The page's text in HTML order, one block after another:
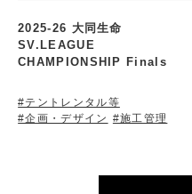
2025-26 大同生命
SV.LEAGUE
CHAMPIONSHIP Finals
#テントレンタル等
#企画・デザイン #施工管理